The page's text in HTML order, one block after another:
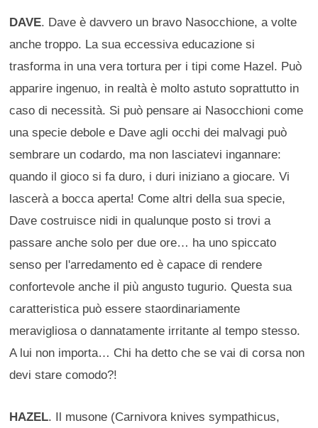
DAVE. Dave è davvero un bravo Nasocchione, a volte
anche troppo. La sua eccessiva educazione si
trasforma in una vera tortura per i tipi come Hazel. Può
apparire ingenuo, in realtà è molto astuto soprattutto in
caso di necessità. Si può pensare ai Nasocchioni come
una specie debole e Dave agli occhi dei malvagi può
sembrare un codardo, ma non lasciatevi ingannare:
quando il gioco si fa duro, i duri iniziano a giocare. Vi
lascerà a bocca aperta! Come altri della sua specie,
Dave costruisce nidi in qualunque posto si trovi a
passare anche solo per due ore… ha uno spiccato
senso per l'arredamento ed è capace di rendere
confortevole anche il più angusto tugurio. Questa sua
caratteristica può essere staordinariamente
meravigliosa o dannatamente irritante al tempo stesso.
A lui non importa… Chi ha detto che se vai di corsa non
devi stare comodo?!
HAZEL. Il musone (Carnivora knives sympathicus,